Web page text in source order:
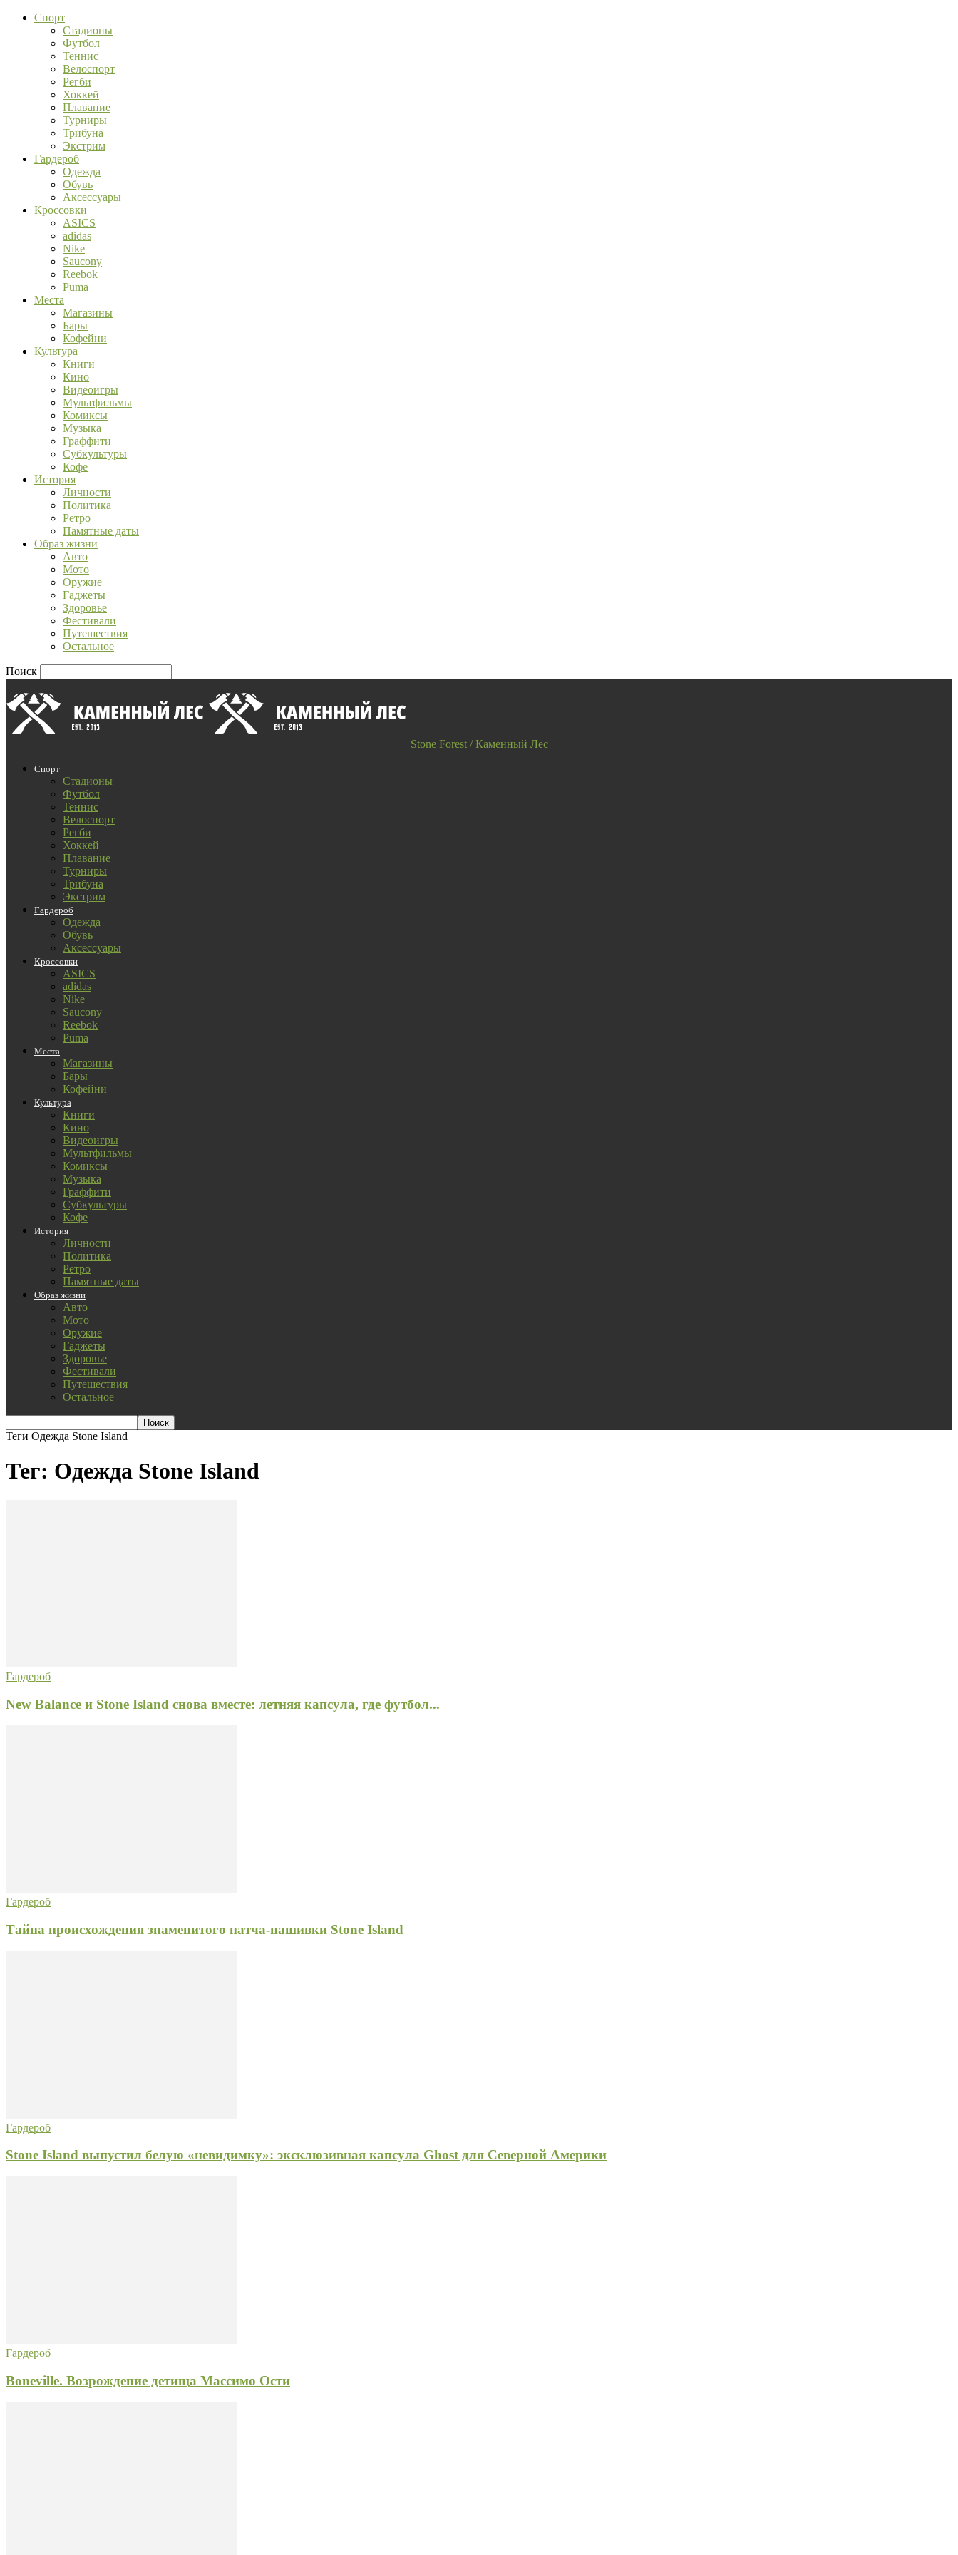
Спорт
Стадионы
Футбол
Теннис
Велоспорт
Регби
Хоккей
Плавание
Турниры
Трибуна
Экстрим
Гардероб
Одежда
Обувь
Аксессуары
Кроссовки
ASICS
adidas
Nike
Saucony
Reebok
Puma
Места
Магазины
Бары
Кофейни
Культура
Книги
Кино
Видеоигры
Мультфильмы
Комиксы
Музыка
Граффити
Субкультуры
Кофе
История
Личности
Политика
Ретро
Памятные даты
Образ жизни
Авто
Мото
Оружие
Гаджеты
Здоровье
Фестивали
Путешествия
Остальное
Поиск
Stone Forest / Каменный Лес
Спорт
Стадионы
Футбол
Теннис
Велоспорт
Регби
Хоккей
Плавание
Турниры
Трибуна
Экстрим
Гардероб
Одежда
Обувь
Аксессуары
Кроссовки
ASICS
adidas
Nike
Saucony
Reebok
Puma
Места
Магазины
Бары
Кофейни
Культура
Книги
Кино
Видеоигры
Мультфильмы
Комиксы
Музыка
Граффити
Субкультуры
Кофе
История
Личности
Политика
Ретро
Памятные даты
Образ жизни
Авто
Мото
Оружие
Гаджеты
Здоровье
Фестивали
Путешествия
Остальное
Теги Одежда Stone Island
Тег: Одежда Stone Island
Гардероб
New Balance и Stone Island снова вместе: летняя капсула, где футбол...
Гардероб
Тайна происхождения знаменитого патча-нашивки Stone Island
Гардероб
Stone Island выпустил белую «невидимку»: эксклюзивная капсула Ghost для Северной Америки
Гардероб
Boneville. Возрождение детища Массимо Ости